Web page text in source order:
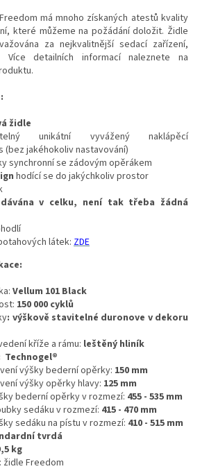
má mnoho získaných atestů kvality
které můžeme na požádání doložit. Židle
za nejkvalitnější sedací zařízení,
detailních informací naleznete na
židle
unikátní vyvážený naklápěcí
(bez jakéhokoliv nastavování)
synchronní se zádovým opěrákem
hodící se do jakýchkoliv prostor
v celku, není tak třeba žádná
látek: ZDE
Vellum 101 Black
150 000 cyklů
: výškově stavitelné duronove v dekoru
kříže a rámu: leštěný hliník
Technogel®
výšky bederní opěrky: 150 mm
výšky opěrky hlavy: 125 mm
bederní opěrky v rozmezí: 455 - 535 mm
sedáku v rozmezí: 415 - 470 mm
sedáku na pístu v rozmezí: 410 - 515 mm
tvrdá
kg
židle Freedom